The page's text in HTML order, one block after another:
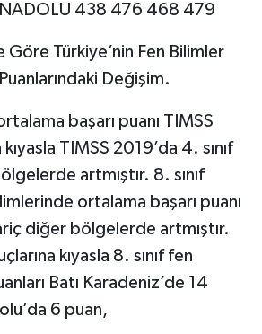
438 476 468 479
Türkiye’nin Fen Bilimler
Değişim.
başarı puanı TIMSS
TIMSS 2019’da 4. sınıf
artmıştır. 8. sınıf
ortalama başarı puanı
diğer bölgelerde artmıştır.
kıyasla 8. sınıf fen
Batı Karadeniz’de 14
6 puan,